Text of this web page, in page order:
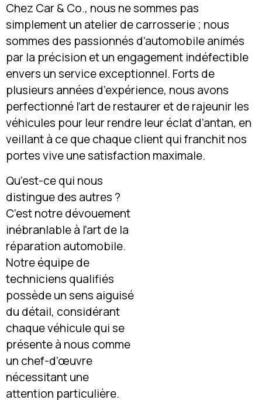
Chez Car & Co., nous ne sommes pas
simplement un atelier de carrosserie ; nous
sommes des passionnés d’automobile animés
par la précision et un engagement indéfectible
envers un service exceptionnel. Forts de
plusieurs années d’expérience, nous avons
perfectionné l’art de restaurer et de rajeunir les
véhicules pour leur rendre leur éclat d’antan, en
veillant à ce que chaque client qui franchit nos
portes vive une satisfaction maximale.
Qu’est-ce qui nous
distingue des autres ?
C’est notre dévouement
inébranlable à l’art de la
réparation automobile.
Notre équipe de
techniciens qualifiés
possède un sens aiguisé
du détail, considérant
chaque véhicule qui se
présente à nous comme
un chef-d’œuvre
nécessitant une
attention particulière.